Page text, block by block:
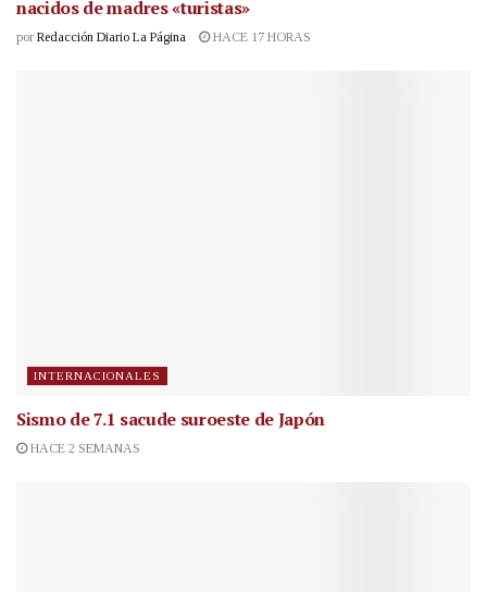
nacidos de madres «turistas»
por Redacción Diario La Página HACE 17 HORAS
INTERNACIONALES
Sismo de 7.1 sacude suroeste de Japón
HACE 2 SEMANAS